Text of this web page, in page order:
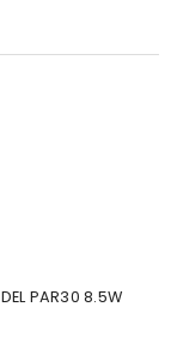
PAR30 8.5W